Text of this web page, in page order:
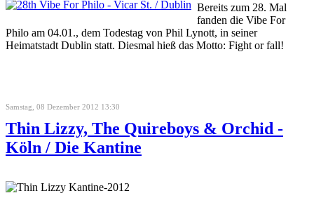
Bereits zum 28. Mal
fanden die Vibe For
Philo am 04.01., dem Todestag von Phil Lynott, in seiner
Heimatstadt Dublin statt. Diesmal hieß das Motto: Fight or fall!
Samstag, 08 Dezember 2012 13:30
Thin Lizzy, The Quireboys & Orchid -
Köln / Die Kantine